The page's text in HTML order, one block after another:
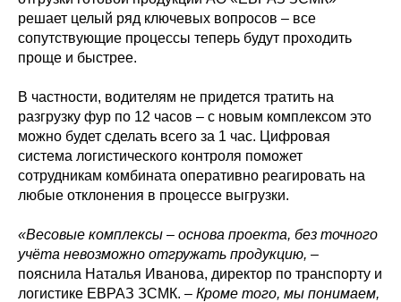
решает целый ряд ключевых вопросов – все
сопутствующие процессы теперь будут проходить
проще и быстрее.
В частности, водителям не придется тратить на
разгрузку фур по 12 часов – с новым комплексом это
можно будет сделать всего за 1 час. Цифровая
система логистического контроля поможет
сотрудникам комбината оперативно реагировать на
любые отклонения в процессе выгрузки.
«Весовые комплексы – основа проекта, без точного
учёта невозможно отгружать продукцию, –
пояснила Наталья Иванова, директор по транспорту и
логистике ЕВРАЗ ЗСМК. – Кроме того, мы понимаем,